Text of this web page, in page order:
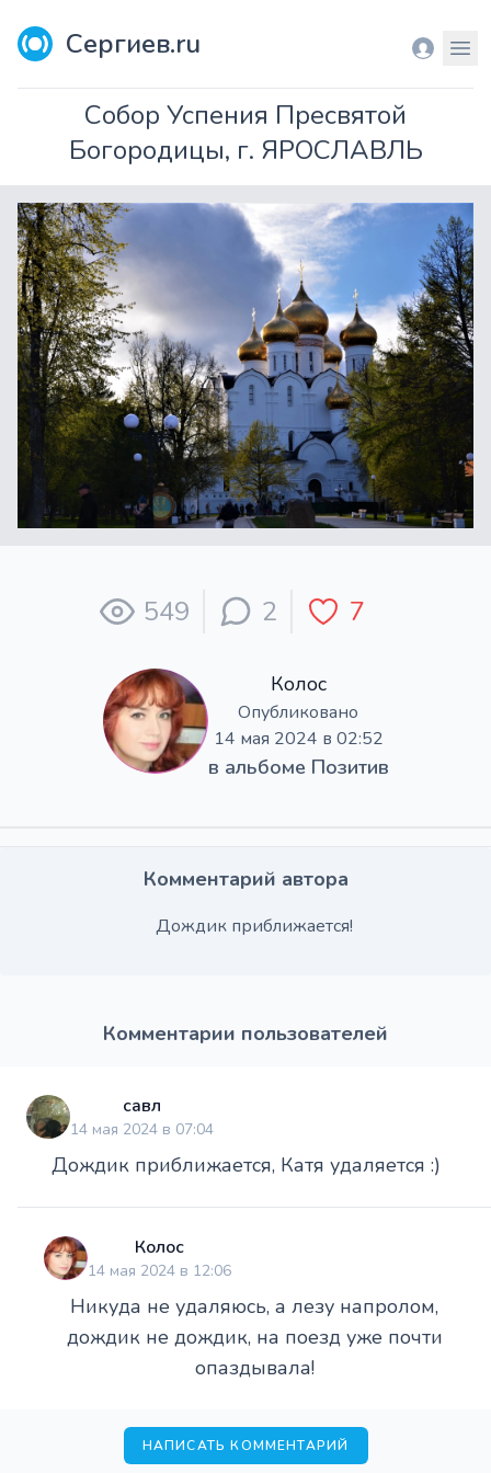
Сергиев.ru Вход
Собор Успения Пресвятой
Богородицы, г. ЯРОСЛАВЛЬ
549 2 7
Колос
Опубликовано
14 мая 2024 в 02:52
в альбоме Позитив
Комментарий автора
Дождик приближается!
Комментарии пользователей
савл
14 мая 2024 в 07:04
Дождик приближается, Катя удаляется :)
Колос
14 мая 2024 в 12:06
Никуда не удаляюсь, а лезу напролом,
дождик не дождик, на поезд уже почти
опаздывала!
НАПИСАТЬ КОММЕНТАРИЙ